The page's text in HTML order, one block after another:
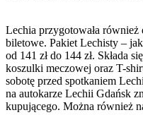
Lechia przygotowała
biletowe. Pakiet Lechisty –
od 141 zł do 144 zł. Składa
koszulki meczowej oraz T-
sobotę przed spotkaniem
na autokarze Lechii Gdańsk
kupującego. Można również